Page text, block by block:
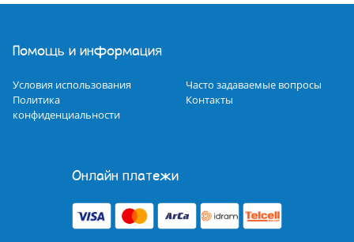
Помощь и информация
Условия использования
Политика
конфиденциальности
Часто задаваемые вопросы
Контакты
Онлайн платежи